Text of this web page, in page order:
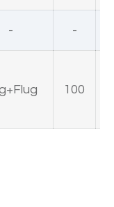
- -
100